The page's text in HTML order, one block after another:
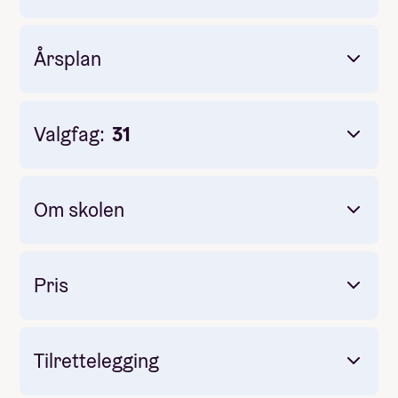
Tirsdag
Onsdag
Lørdag
Søndag
Årsplan
Valgfag: 31
Om skolen
Pris
Inkludert
Tilrettelegging